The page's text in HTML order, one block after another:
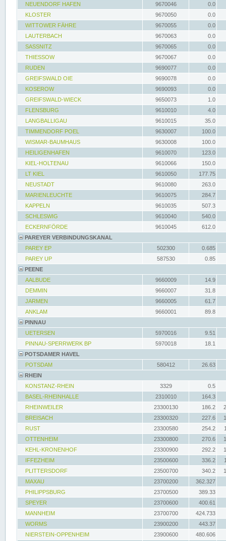
NEUENDORF HAFEN
9670046
0.0
KLOSTER
9670050
0.0
WITTOWER FÄHRE
9670055
0.0
LAUTERBACH
9670063
0.0
SASSNITZ
9670065
0.0
THIESSOW
9670067
0.0
RUDEN
9690077
0.0
GREIFSWALD OIE
9690078
0.0
KOSEROW
9690093
0.0
GREIFSWALD-WIECK
9650073
1.0
FLENSBURG
9610010
4.0
LANGBALLIGAU
9610015
35.0
TIMMENDORF POEL
9630007
100.0
WISMAR-BAUMHAUS
9630008
100.0
HEILIGENHAFEN
9610070
123.0
KIEL-HOLTENAU
9610066
150.0
LT KIEL
9610050
177.75
NEUSTADT
9610080
263.0
MARIENLEUCHTE
9610075
284.7
KAPPELN
9610035
507.3
SCHLESWIG
9610040
540.0
ECKERNFÖRDE
9610045
612.0
PAREYER VERBINDUNGSKANAL
PAREY EP
502300
0.685
PAREY UP
587530
0.85
PEENE
AALBUDE
9660009
14.9
DEMMIN
9660007
31.8
JARMEN
9660005
61.7
ANKLAM
9660001
89.8
PINNAU
UETERSEN
5970016
9.51
PINNAU-SPERRWERK BP
5970018
18.1
POTSDAMER HAVEL
POTSDAM
580412
26.63
RHEIN
KONSTANZ-RHEIN
3329
0.5
BASEL-RHEINHALLE
2310010
164.3
RHEINWEILER
23300130 186.2
BREISACH
23300320 227.6
RUST
23300580 254.2
OTTENHEIM
23300800 270.6
KEHL-KRONENHOF
23300900 292.2
IFFEZHEIM
23500600 336.2
PLITTERSDORF
23500700 340.2
MAXAU
23700200
362.327
PHILIPPSBURG
23700500
389.33
SPEYER
23700600
400.61
MANNHEIM
23700700
424.733
WORMS
23900200
443.37
NIERSTEIN-OPPENHEIM
23900600
480.606